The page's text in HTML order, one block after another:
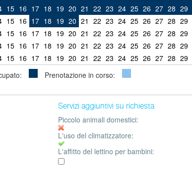
15 16 17 18 19 20 21 22 23 24 25 26 27 28 29
15 16 17 18 19 20 21 22 23 24 25 26 27 28 29
15 16 17 18 19 20 21 22 23 24 25 26 27 28 29
15 16 17 18 19 20 21 22 23 24 25 26 27 28 29
15 16 17 18 19 20 21 22 23 24 25 26 27 28 29
Prenotazione in corso:
Servizi aggiuntivi su richiesta
Piccolo animali domestici:
L'uso del climatizzatore:
L'affitto del lettino per bambini: